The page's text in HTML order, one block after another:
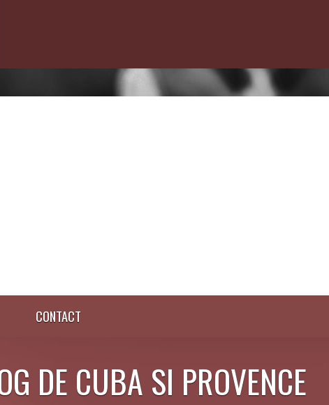
CONTACT
DE CUBA SI PROVENCE